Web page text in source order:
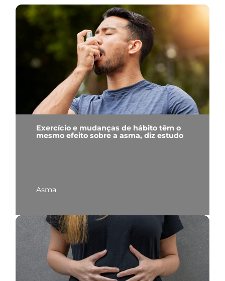
Exercício e mudanças de hábito têm o
mesmo efeito sobre a asma, diz estudo
Asma